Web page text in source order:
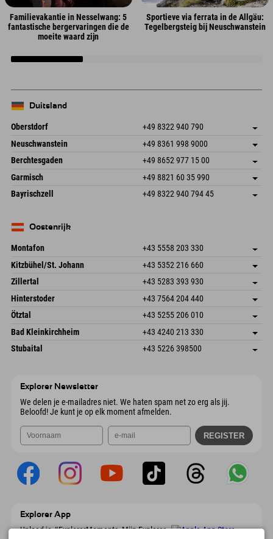
Familievakantie in Nesselwang: 5
fantastische bergervaringen die de
moeite waard zijn
Sportieve via ferrata in de Allgäu:
Tegelbergsteig bij Neuschwanstein
Duitsland
Oberstdorf +49 8322 940 790
An der Breitach 3
87538 Fischen I. Allgäu
Duitsland
Adres opslaan
Aankomstinformatie
Booking
Neuschwanstein +49 8361 998 9000
An der Riese 45
87484 Nesselwang im Allgäu
Duitsland
Adres opslaan
Booking
Berchtesgaden +49 8652 977 15 00
Hofreitstr. 7
83471 Schönau am Königssee
Duitsland
Adres opslaan
Aankomstinformatie
Booking
Garmisch +49 8821 60 35 990
Frickenstraße 22
82490 Farchant
Adres opslaan
Bayrischzell +49 8322 940 794 45
Duitsland
Oostenrijk
Montafon +43 5558 203 330
Dorfstr. 127b
6793 Gaschurn/Montafon
Oostenrijk
Adres opslaan
Aankomstinformatie
Booking
Kitzbühel/St. Johann +43 5352 216 660
Speckbacherstraße 87
Oostenrijk
Adres opslaan
Booking
Zillertal +43 5283 393 930
Schmiedau 2
6272 Kaltenbach im Zillertal
Oostenrijk
Adres opslaan
Aankomstinformatie
Booking
Hinterstoder +43 7564 204 440
Freizeitpark 10
Oostenrijk
Adres opslaan
Booking
Ötztal +43 5255 206 010
Gscheat 14
6441 Umhausen
Oostenrijk
Adres opslaan
Aankomstinformatie
Booking
Bad Kleinkirchheim +43 4240 213 330
Dorfstraße 24
Adres opslaan
Stubaital +43 5226 398500
Explorer Newsletter
We delen je e-mailadres niet. We haten spam net zo erg als jij.
Beloofd! Je kunt je op elk moment afmelden.
Explorer App
Upload je #ExplorerMoments, Mijn Explorer